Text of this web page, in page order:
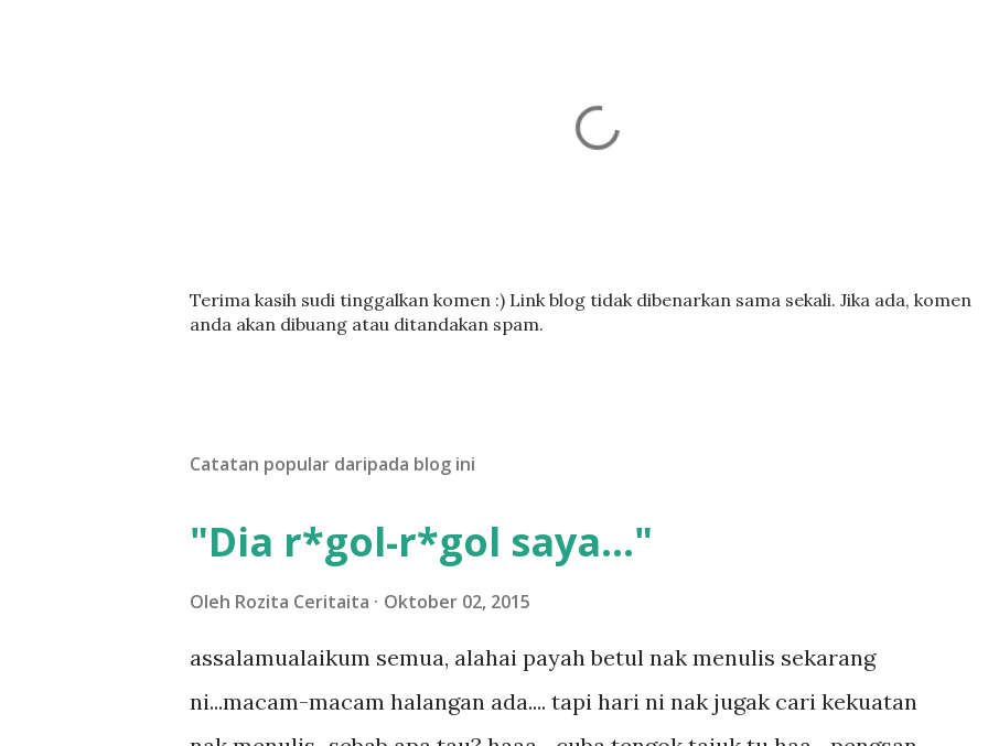
C
a
a
n
Terima kasih sudi tinggalkan komen :) Link blog tidak dibenarkan sama sekali. Jika ada, komen
anda akan dibuang atau ditandakan spam.
Catatan popular daripada blog ini
"Dia r*gol-r*gol saya..."
Oleh Rozita Ceritaita Oktober 02, 2015
assalamualaikum semua, alahai payah betul nak menulis sekarang
ni...macam-macam halangan ada.... tapi hari ni nak jugak cari kekuatan